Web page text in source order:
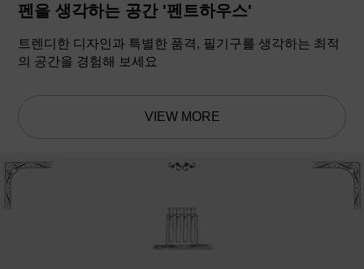
펜을 생각하는 공간 '펜트하우스'
트렌디한 디자인과 특별한 품격, 필기구를 생각하는 최적
의 공간을 경험해 보세요
VIEW MORE